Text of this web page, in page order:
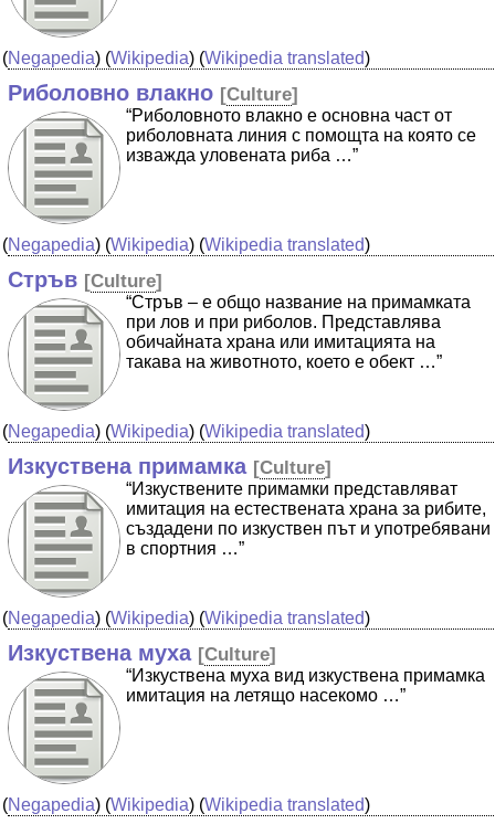
(Negapedia) (Wikipedia) (Wikipedia translated)
Риболовно влакно [Culture]
“Риболовното влакно е основна част от
риболовната линия с помощта на която се
изважда уловената риба …”
(Negapedia) (Wikipedia) (Wikipedia translated)
Стръв [Culture]
“Стръв – е общо название на примамката
при лов и при риболов. Представлява
обичайната храна или имитацията на
такава на животното, което е обект …”
(Negapedia) (Wikipedia) (Wikipedia translated)
Изкуствена примамка [Culture]
“Изкуствените примамки представляват
имитация на естествената храна за рибите,
създадени по изкуствен път и употребявани
в спортния …”
(Negapedia) (Wikipedia) (Wikipedia translated)
Изкуствена муха [Culture]
“Изкуствена муха вид изкуствена примамка
имитация на летящо насекомо …”
(Negapedia) (Wikipedia) (Wikipedia translated)